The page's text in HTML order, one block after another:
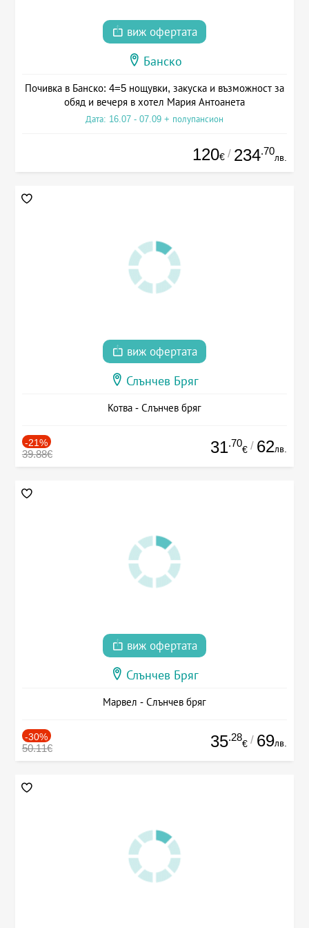
виж офертата
Банско
Почивка в Банско: 4=5 нощувки, закуска и възможност за
обяд и вечеря в хотел Мария Антоанета
Дата: 16.07 - 07.09 + полупансион
120€ / 234.70
лв.
виж офертата
Слънчев Бряг
Котва - Слънчев бряг
-21%
39.88€ 31.70
€ / 62лв.
виж офертата
Слънчев Бряг
Марвел - Слънчев бряг
-30%
50.11€ 35.28
€ / 69лв.